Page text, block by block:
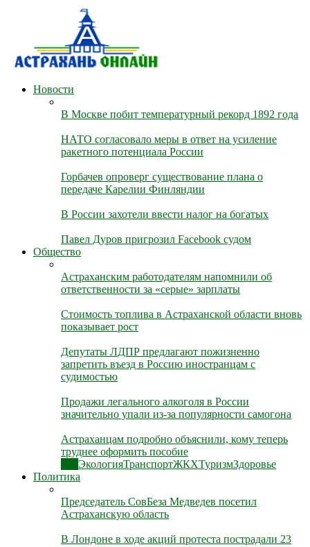
Новости
В Москве побит температурный рекорд 1892 года
НАТО согласовало меры в ответ на усиление
ракетного потенциала России
Горбачев опроверг существование плана о
передаче Карелии Финляндии
В России захотели ввести налог на богатых
Павел Дуров пригрозил Facebook судом
Общество
Астраханским работодателям напомнили об
ответственности за «серые» зарплаты
Стоимость топлива в Астраханской области вновь
показывает рост
Депутаты ЛДПР предлагают пожизненно
запретить въезд в Россию иностранцам с
судимостью
Продажи легального алкоголя в России
значительно упали из-за популярности самогона
Астраханцам подробно объяснили, кому теперь
труднее оформить пособие
ЭкологияТранспортЖКХТуризмЗдоровье
Политика
Председатель СовБеза Медведев посетил
Астраханскую область
В Лондоне в ходе акций протеста пострадали 23